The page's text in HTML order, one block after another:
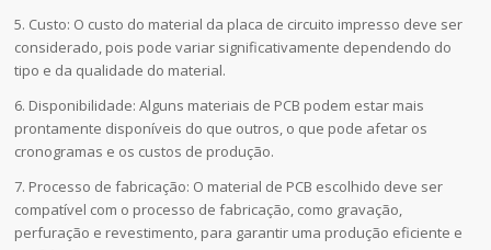
5. Custo: O custo do material da placa de circuito impresso deve ser
considerado, pois pode variar significativamente dependendo do
tipo e da qualidade do material.
6. Disponibilidade: Alguns materiais de PCB podem estar mais
prontamente disponíveis do que outros, o que pode afetar os
cronogramas e os custos de produção.
7. Processo de fabricação: O material de PCB escolhido deve ser
compatível com o processo de fabricação, como gravação,
perfuração e revestimento, para garantir uma produção eficiente e